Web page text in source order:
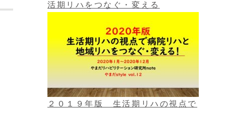
活期リハをつなぐ・変える
２０１９年版 生活期リハの視点で